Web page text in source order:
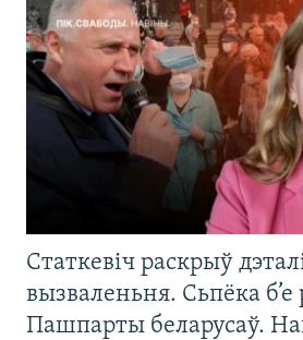
Статкевіч раскрыў
вызваленьня. Сьпёка б’е
Пашпарты беларусаў.